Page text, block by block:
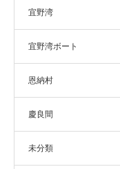
宜野湾
宜野湾ボート
恩納村
慶良間
未分類